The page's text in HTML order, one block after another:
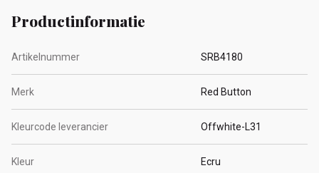
Productinformatie
Artikelnummer SRB4180
Merk Red Button
Kleurcode leverancier Offwhite-L31
Kleur Ecru